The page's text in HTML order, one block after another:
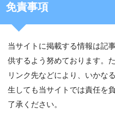
免責事項
当サイトに掲載する情報は記
供するよう努めております。
リンク先などにより、いかな
生しても当サイトでは責任を
了承ください。